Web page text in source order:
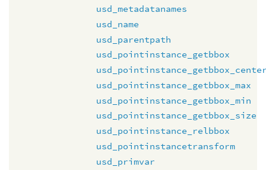
usd_metadatanames
usd_name
usd_parentpath
usd_pointinstance_getbbox
usd_pointinstance_getbbox_max
usd_pointinstance_getbbox_min
usd_pointinstance_getbbox_size
usd_pointinstance_relbbox
usd_pointinstancetransform
usd_primvar